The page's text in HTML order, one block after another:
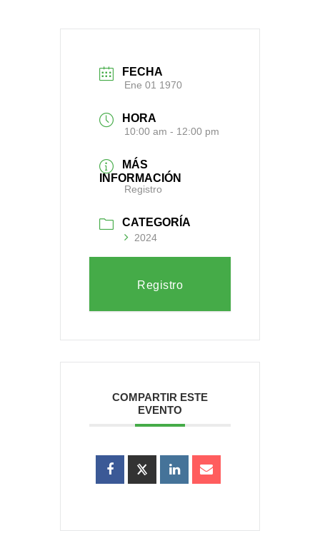
FECHA
Ene 01 1970
HORA
10:00 am - 12:00 pm
MÁS
INFORMACIÓN
Registro
CATEGORÍA
2024
Registro
COMPARTIR ESTE
EVENTO